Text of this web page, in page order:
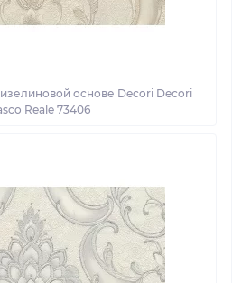
основе Decori Decori
Reale 73406